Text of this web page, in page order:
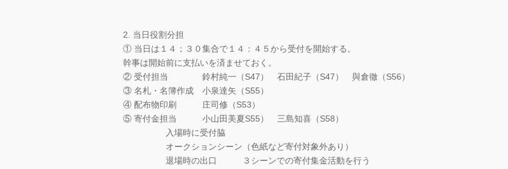
2. 当日役割分担
① 当日は１４；３０集合で１４：４５から受付を開始する。
幹事は開始前に支払いを済ませておく。
② 受付担当 鈴村純一（S47） 石田紀子（S47） 與倉徹（S56）
③ 名札・名簿作成 小泉達矢（S55）
④ 配布物印刷 庄司修（S53）
⑤ 寄付金担当 小山田美夏S55） 三島知喜（S58）
入場時に受付脇
オークションシーン（色紙など寄付対象外あり）
退場時の出口 ３シーンでの寄付集金活動を行う